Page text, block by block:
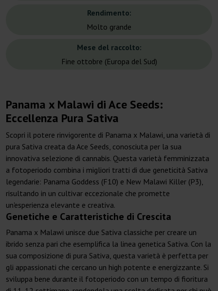
Rendimento:
Molto grande
Mese del raccolto:
Fine ottobre (Europa del Sud)
Panama x Malawi di Ace Seeds:
Eccellenza Pura Sativa
Scopri il potere rinvigorente di Panama x Malawi, una varietà di
pura Sativa creata da Ace Seeds, conosciuta per la sua
innovativa selezione di cannabis. Questa varietà femminizzata
a fotoperiodo combina i migliori tratti di due geneticità Sativa
legendarie: Panama Goddess (F10) e New Malawi Killer (P3),
risultando in un cultivar eccezionale che promette
un'esperienza elevante e creativa.
Genetiche e Caratteristiche di Crescita
Panama x Malawi unisce due Sativa classiche per creare un
ibrido senza pari che esemplifica la linea genetica Sativa. Con la
sua composizione di pura Sativa, questa varietà è perfetta per
gli appassionati che cercano un high potente e energizzante. Si
sviluppa bene durante il fotoperiodo con un tempo di fioritura